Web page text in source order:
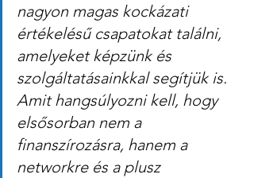
nagyon magas kockázati
értékelésű csapatokat találni,
amelyeket képzünk és
szolgáltatásainkkal segítjük is.
Amit hangsúlyozni kell, hogy
elsősorban nem a
finanszírozásra, hanem a
networkre és a plusz